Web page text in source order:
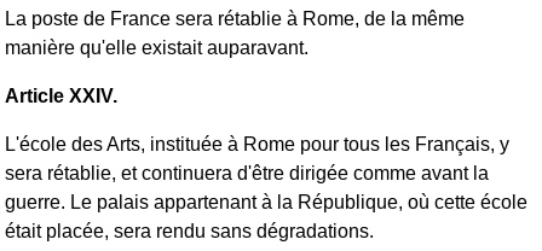
La poste de France sera rétablie à Rome, de la même
manière qu'elle existait auparavant.
Article XXIV.
L'école des Arts, instituée à Rome pour tous les Français, y
sera rétablie, et continuera d'être dirigée comme avant la
guerre. Le palais appartenant à la République, où cette école
était placée, sera rendu sans dégradations.